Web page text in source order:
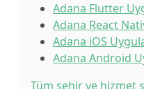
Adana Flutter
Adana React
Adana iOS
Adana Android
Tüm şehir ve hizmet